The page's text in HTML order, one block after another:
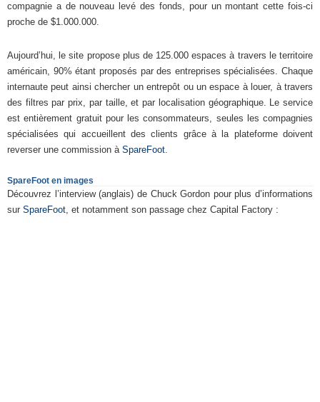
compagnie a de nouveau levé des fonds, pour un montant cette fois-ci
proche de $1.000.000.
Aujourd’hui, le site propose plus de 125.000 espaces à travers le territoire
américain, 90% étant proposés par des entreprises spécialisées. Chaque
internaute peut ainsi chercher un entrepôt ou un espace à louer, à travers
des filtres par prix, par taille, et par localisation géographique. Le service
est entièrement gratuit pour les consommateurs, seules les compagnies
spécialisées qui accueillent des clients grâce à la plateforme doivent
reverser une commission à SpareFoot.
SpareFoot en images
Découvrez l’interview (anglais) de Chuck Gordon pour plus d’informations
sur SpareFoot, et notamment son passage chez Capital Factory :